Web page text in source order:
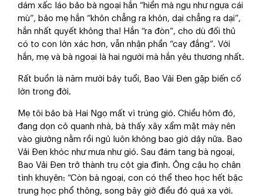
dám xấc láo bảo bà ngoại hắn “hiền mà ngu như ngựa cái
mù”, bảo mẹ hắn “khôn chẳng ra khôn, dại chẳng ra dại”,
hắn nhất quyết không tha! Hắn “ra đòn”, cho dù đối thủ
có to con lớn xác hơn, vẫn nhận phần “cay đắng”. Với
hắn, mẹ và bà ngoại là hai người mà hắn yêu thương nhất.
Rất buồn là năm mười bảy tuổi, Bao Vải Đen gặp biến cố
lớn trong đời.
Mẹ tôi bảo bà Hai Ngọ mất vì trúng gió. Chiều hôm đó,
đang dọn cỏ quanh nhà, bà thấy xây xẩm mặt mày nên
vào giường nằm rồi ngủ luôn không bao giờ dậy nữa. Bao
Vải Đen khóc như mưa như gió. Sau đám tang bà ngoại,
Bao Vải Đen trở thành trụ cột gia đình. Ông cậu họ chân
tình khuyên: “Còn bà ngoại, con có thể theo học hết bậc
trung học phổ thông, song bây giờ điều đó quá xa vời.